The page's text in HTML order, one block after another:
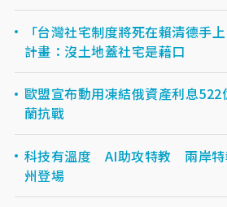
「台灣社宅制度將死在賴清德手
計畫：沒土地蓋社宅是藉口
歐盟宣布動用凍結俄資產利息
蘭抗戰
科技有溫度 AI助攻特教 兩岸特
州登場